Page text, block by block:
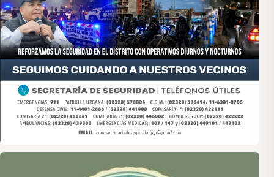
Asociación de Medios Vecinales